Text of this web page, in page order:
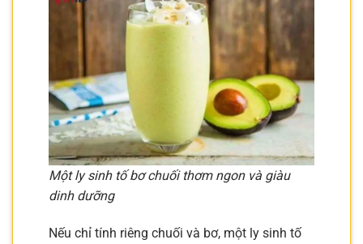
Một ly sinh tố bơ chuối thơm ngon và giàu
dinh dưỡng
Nếu chỉ tính riêng chuối và bơ, một ly sinh tố